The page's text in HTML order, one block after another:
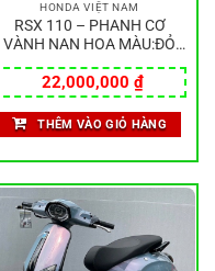
HONDA VIỆT NAM
RSX 110 – PHANH CƠ
VÀNH NAN HOA MÀU:ĐỎ
22,000,000 ₫
THÊM VÀO GIỎ HÀNG